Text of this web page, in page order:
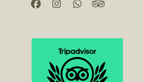
Facebook
Instagram
WhatsappTripadvisor